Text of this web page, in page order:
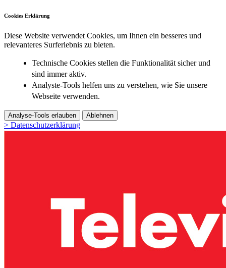
Cookies Erklärung
Diese Website verwendet Cookies, um Ihnen ein besseres und
relevanteres Surferlebnis zu bieten.
Technische Cookies stellen die Funktionalität sicher und
sind immer aktiv.
Analyste-Tools helfen uns zu verstehen, wie Sie unsere
Webseite verwenden.
Analyse-Tools erlauben Ablehnen
> Datenschutzerklärung